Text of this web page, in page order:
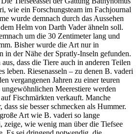
wie ein Forschungsteam im Fachjournal
wurde demnach durch das Aussehen
Helm von Darth Vader ähneln soll.
um die 30 Zentimeter lang und
Bisher wurde die Art nur in
in der Nähe der Spratly-Inseln gefunden.
dass die Tiere auch in anderen Teilen
leben. Riesenasseln – zu denen B. vaderi
vergangenen Jahren zu einer teuren
Meerestiere werden
Fischmärkten verkauft. Manche
dass sie besser schmecken als Hummer.
Art wie B. vaderi so lange
zeige, wie wenig man über die Tiefsee